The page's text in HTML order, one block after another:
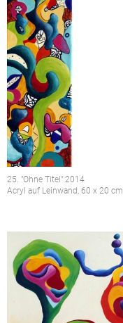
25. "Ohne Titel" 2014
Acryl auf Leinwand, 60 x 20 cm